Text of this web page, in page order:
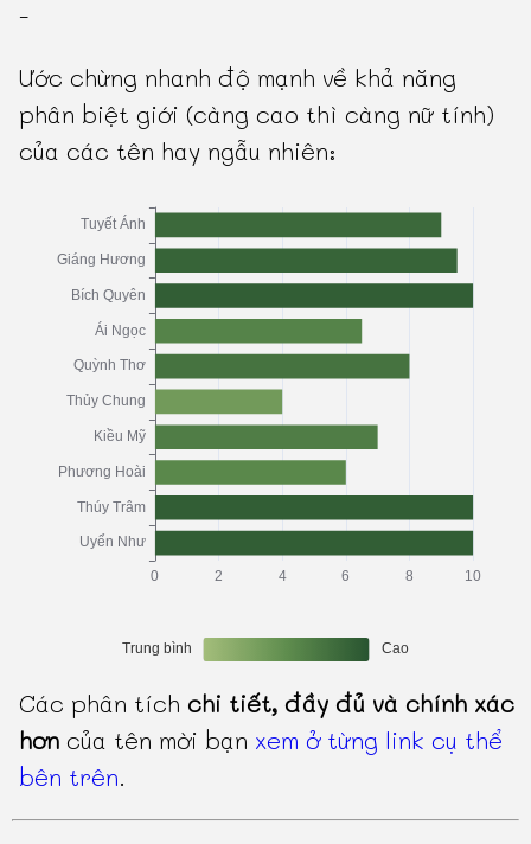
-
Ước chừng nhanh độ mạnh về khả năng
phân biệt giới (càng cao thì càng nữ tính)
của các tên hay ngẫu nhiên:
Các phân tích chi tiết, đầy đủ và chính xác
hơn của tên mời bạn xem ở từng link cụ thể
bên trên.